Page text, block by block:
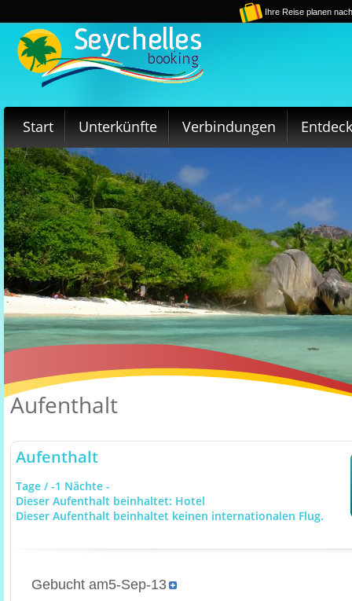
Ihre Reise planen
Start Unterkünfte Verbindungen
Aufenthalt
Aufenthalt
Tage / -1 Nächte -
Dieser Aufenthalt beinhaltet: Hotel
Dieser Aufenthalt beinhaltet keinen internationalen Flug.
Gebucht am5-Sep-13